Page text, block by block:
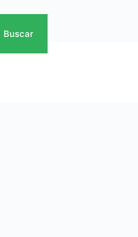
Buscar